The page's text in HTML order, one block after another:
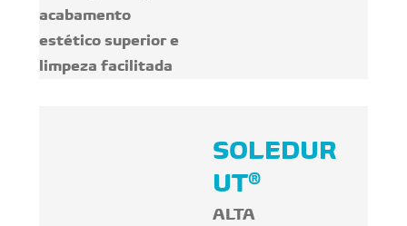
acabamento
estético superior e
limpeza facilitada
SOLEDUR
UT®
ALTA